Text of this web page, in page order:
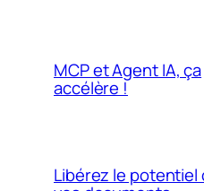
MCP et Agent IA, ça
accélère !
Libérez le potentiel